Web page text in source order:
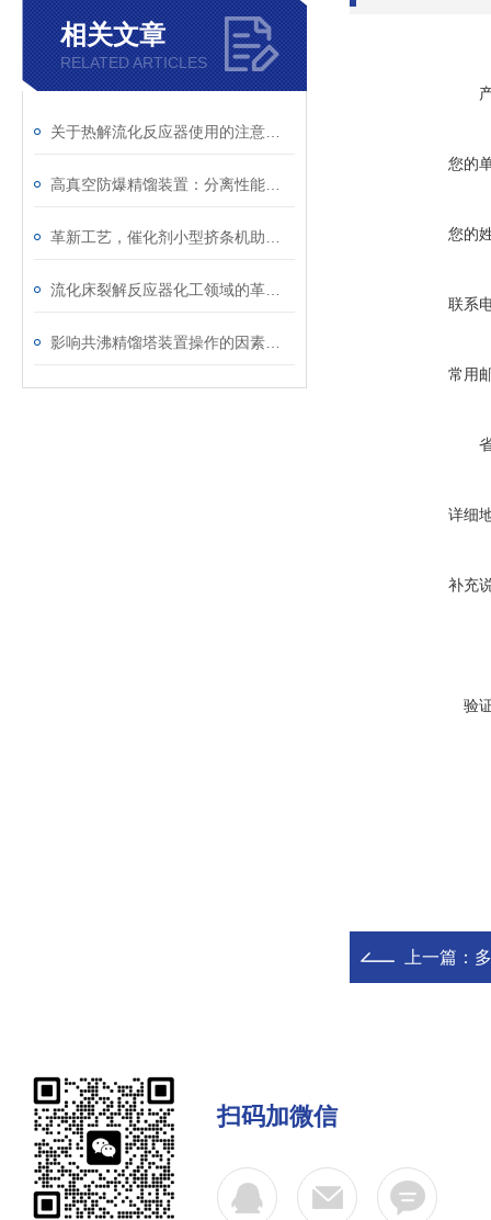
相关文章
RELATED ARTICLES
您的
您的
联系
常用
详细
补充
验
上一篇：
扫码加微信